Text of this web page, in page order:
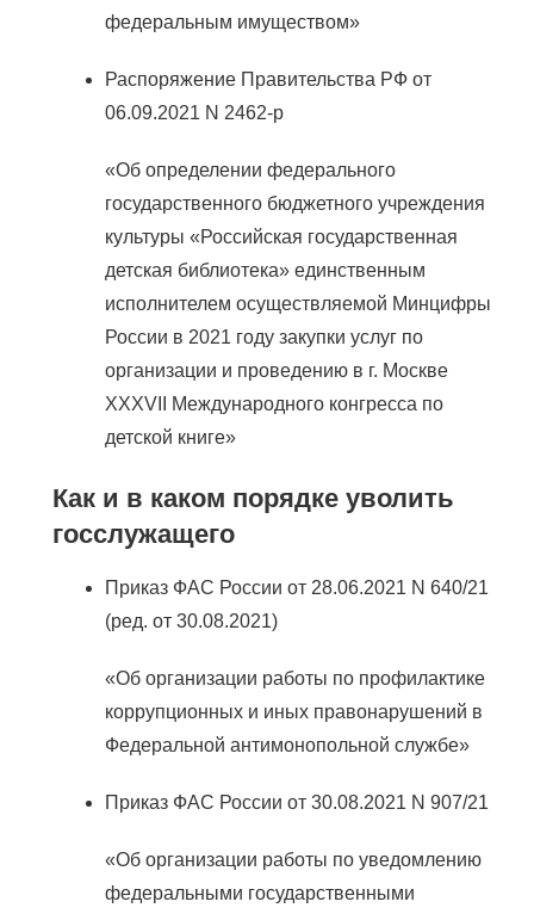
федеральным имуществом»
Распоряжение Правительства РФ от
06.09.2021 N 2462-р
«Об определении федерального
государственного бюджетного учреждения
культуры «Российская государственная
детская библиотека» единственным
исполнителем осуществляемой Минцифры
России в 2021 году закупки услуг по
организации и проведению в г. Москве
XXXVII Международного конгресса по
детской книге»
Как и в каком порядке уволить
госслужащего
Приказ ФАС России от 28.06.2021 N 640/21
(ред. от 30.08.2021)
«Об организации работы по профилактике
коррупционных и иных правонарушений в
Федеральной антимонопольной службе»
Приказ ФАС России от 30.08.2021 N 907/21
«Об организации работы по уведомлению
федеральными государственными